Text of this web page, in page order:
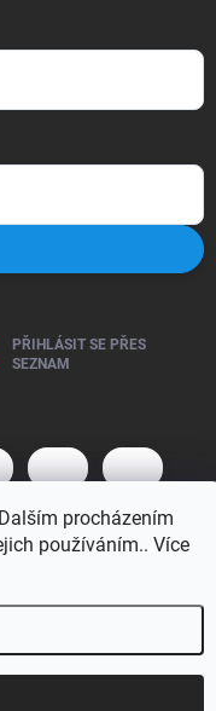
procházením
používáním.. Více
PŘIHLÁSIT SE PŘES
SEZNAM
vyhrazena.Upravit